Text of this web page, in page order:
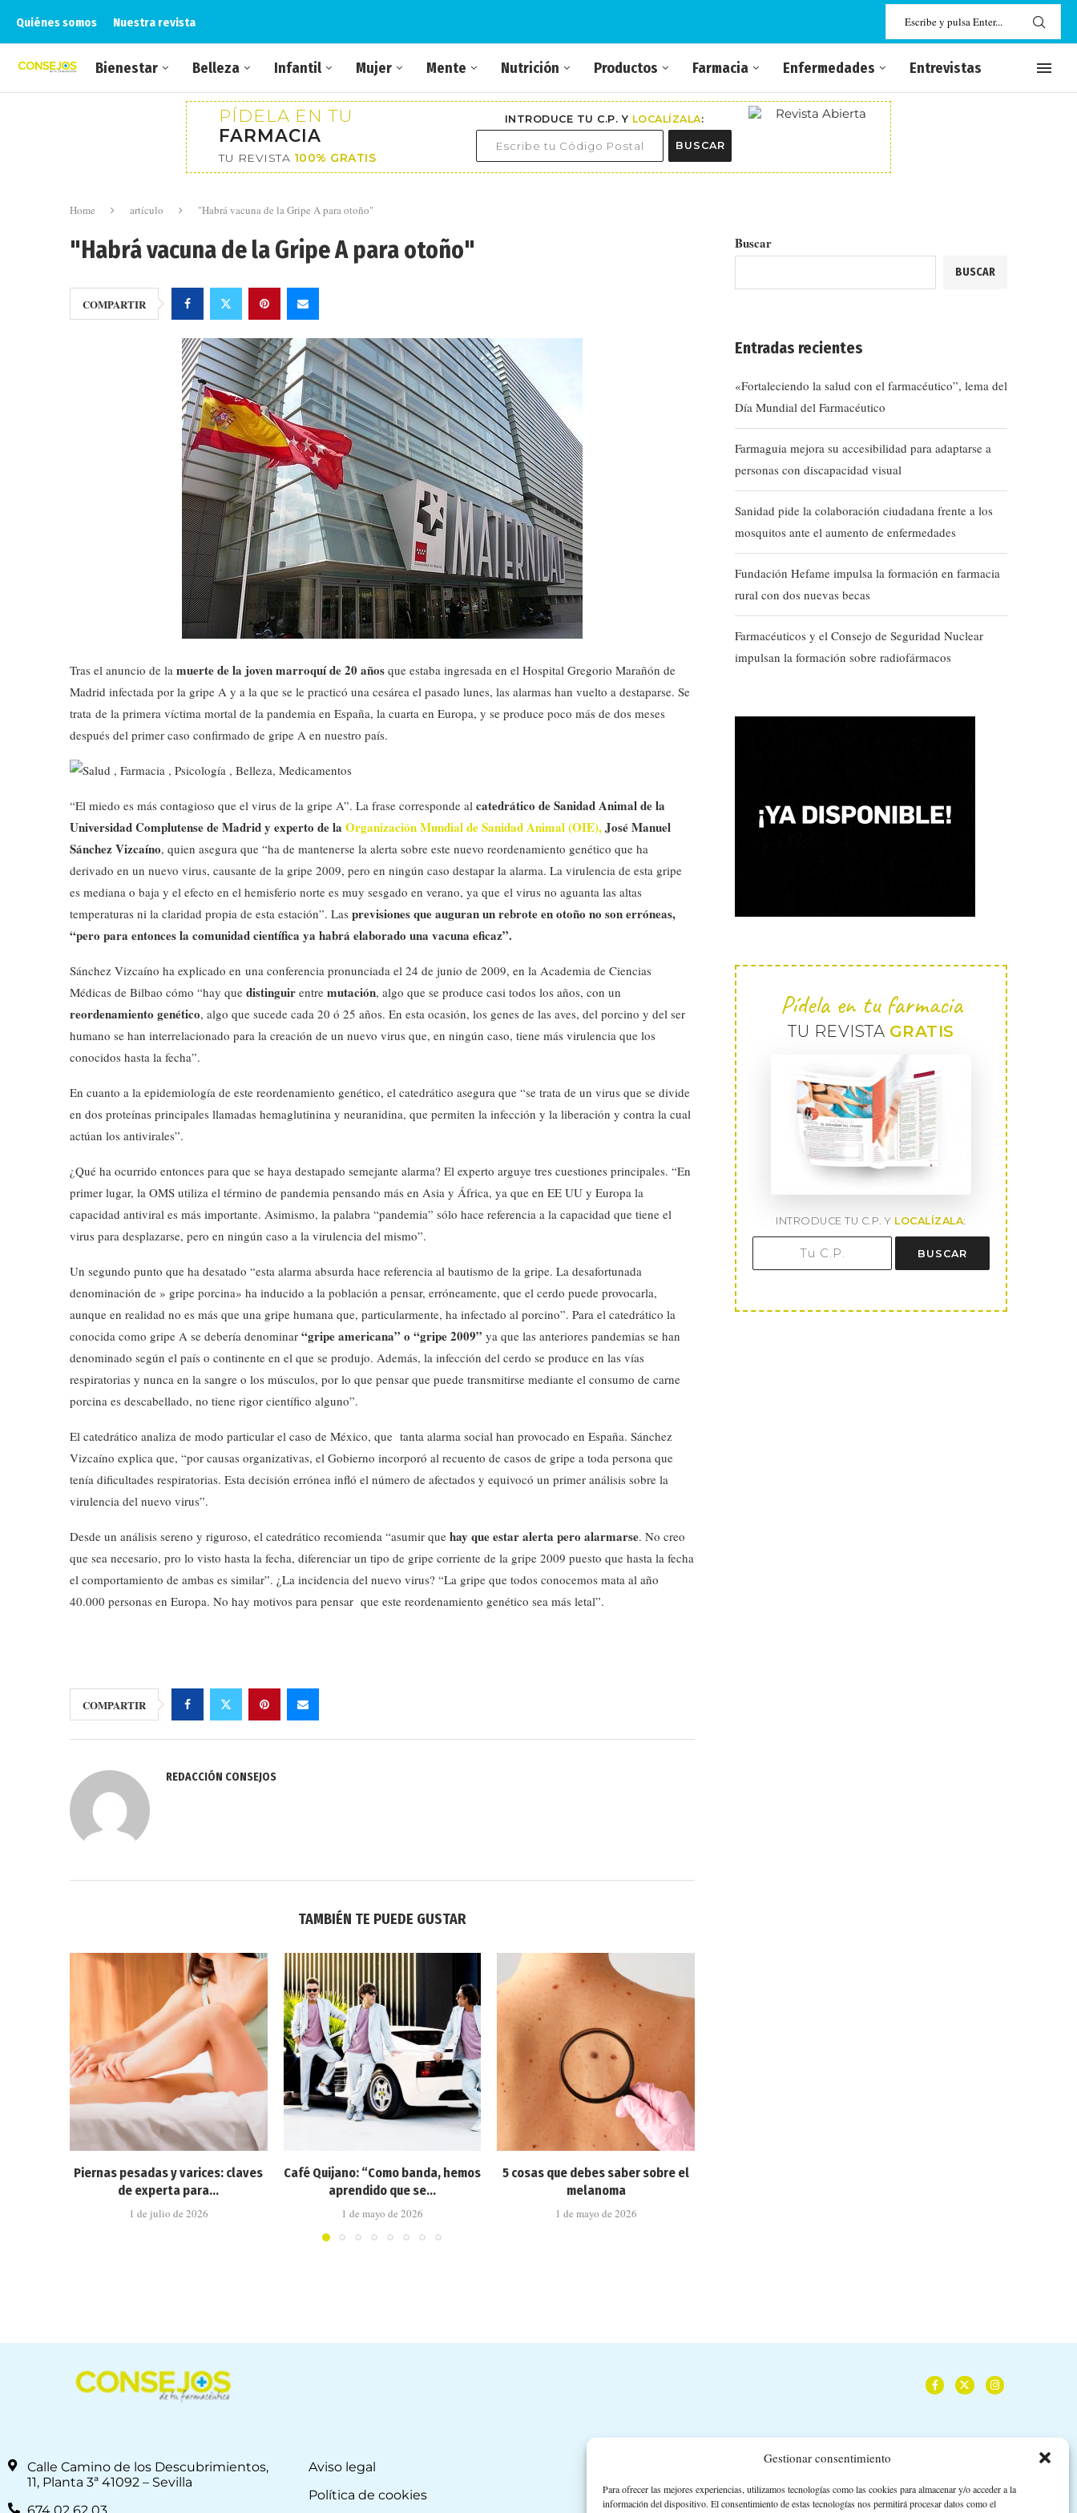
Gestionar consentimiento
Para ofrecer las mejores experiencias, utilizamos tecnologías como las cookies para almacenar y/o acceder a la
información del dispositivo. El consentimiento de estas tecnologías nos permitirá procesar datos como el
Quiénes somos Nuestra revista
Bienestar Belleza Infantil Mujer Mente Nutrición Productos Farmacia Enfermedades Entrevistas
PÍDELA EN TU
FARMACIA
TU REVISTA 100% GRATIS
INTRODUCE TU C.P. Y LOCALÍZALA:
BUSCAR
Home artículo "Habrá vacuna de la Gripe A para otoño"
"Habrá vacuna de la Gripe A para otoño"
COMPARTIR
Tras el anuncio de la muerte de la joven marroquí de 20 años que estaba ingresada en el Hospital Gregorio Marañón de
Madrid infectada por la gripe A y a la que se le practicó una cesárea el pasado lunes, las alarmas han vuelto a destaparse. Se
trata de la primera víctima mortal de la pandemia en España, la cuarta en Europa, y se produce poco más de dos meses
después del primer caso confirmado de gripe A en nuestro país.
“El miedo es más contagioso que el virus de la gripe A”. La frase corresponde al catedrático de Sanidad Animal de la
Universidad Complutense de Madrid y experto de la Organización Mundial de Sanidad Animal (OIE),José Manuel
Sánchez Vizcaíno, quien asegura que “ha de mantenerse la alerta sobre este nuevo reordenamiento genético que ha
derivado en un nuevo virus, causante de la gripe 2009, pero en ningún caso destapar la alarma. La virulencia de esta gripe
es mediana o baja y el efecto en el hemisferio norte es muy sesgado en verano, ya que el virus no aguanta las altas
temperaturas ni la claridad propia de esta estación”. Las previsiones que auguran un rebrote en otoño no son erróneas,
“pero para entonces la comunidad científica ya habrá elaborado una vacuna eficaz”.
Sánchez Vizcaíno ha explicado en una conferencia pronunciada el 24 de junio de 2009, en la Academia de Ciencias
Médicas de Bilbao cómo “hay que distinguir entre mutación, algo que se produce casi todos los años, con un
reordenamiento genético, algo que sucede cada 20 ó 25 años. En esta ocasión, los genes de las aves, del porcino y del ser
humano se han interrelacionado para la creación de un nuevo virus que, en ningún caso, tiene más virulencia que los
conocidos hasta la fecha”.
En cuanto a la epidemiología de este reordenamiento genético, el catedrático asegura que “se trata de un virus que se divide
en dos proteínas principales llamadas hemaglutinina y neuranidina, que permiten la infección y la liberación y contra la cual
actúan los antivirales”.
¿Qué ha ocurrido entonces para que se haya destapado semejante alarma? El experto arguye tres cuestiones principales. “En
primer lugar, la OMS utiliza el término de pandemia pensando más en Asia y África, ya que en EE UU y Europa la
capacidad antiviral es más importante. Asimismo, la palabra “pandemia” sólo hace referencia a la capacidad que tiene el
virus para desplazarse, pero en ningún caso a la virulencia del mismo”.
Un segundo punto que ha desatado “esta alarma absurda hace referencia al bautismo de la gripe. La desafortunada
denominación de » gripe porcina» ha inducido a la población a pensar, erróneamente, que el cerdo puede provocarla,
aunque en realidad no es más que una gripe humana que, particularmente, ha infectado al porcino”. Para el catedrático la
conocida como gripe A se debería denominar “gripe americana” o “gripe 2009” ya que las anteriores pandemias se han
denominado según el país o continente en el que se produjo. Además, la infección del cerdo se produce en las vías
respiratorias y nunca en la sangre o los músculos, por lo que pensar que puede transmitirse mediante el consumo de carne
porcina es descabellado, no tiene rigor científico alguno”.
El catedrático analiza de modo particular el caso de México, que tanta alarma social han provocado en España. Sánchez
Vizcaíno explica que, “por causas organizativas, el Gobierno incorporó al recuento de casos de gripe a toda persona que
tenía dificultades respiratorias. Esta decisión errónea infló el número de afectados y equivocó un primer análisis sobre la
virulencia del nuevo virus”.
Desde un análisis sereno y riguroso, el catedrático recomienda “asumir que hay que estar alerta pero alarmarse. No creo
que sea necesario, pro lo visto hasta la fecha, diferenciar un tipo de gripe corriente de la gripe 2009 puesto que hasta la fecha
el comportamiento de ambas es similar”. ¿La incidencia del nuevo virus? “La gripe que todos conocemos mata al año
40.000 personas en Europa. No hay motivos para pensar que este reordenamiento genético sea más letal”.
COMPARTIR
REDACCIÓN CONSEJOS
TAMBIÉN TE PUEDE GUSTAR
Piernas pesadas y varices: claves
de experta para...
1 de julio de 2026
Café Quijano: “Como banda, hemos
aprendido que se...
1 de mayo de 2026
5 cosas que debes saber sobre el
melanoma
1 de mayo de 2026
Buscar
BUSCAR
Entradas recientes
«Fortaleciendo la salud con el farmacéutico”, lema del
Día Mundial del Farmacéutico
Farmaguia mejora su accesibilidad para adaptarse a
personas con discapacidad visual
Sanidad pide la colaboración ciudadana frente a los
mosquitos ante el aumento de enfermedades
Fundación Hefame impulsa la formación en farmacia
rural con dos nuevas becas
Farmacéuticos y el Consejo de Seguridad Nuclear
impulsan la formación sobre radiofármacos
Pídela en tu farmacia
TU REVISTA GRATIS
INTRODUCE TU C.P. Y LOCALÍZALA:
BUSCAR
Calle Camino de los Descubrimientos,
11, Planta 3ª 41092 – Sevilla
Aviso legal
Política de cookies